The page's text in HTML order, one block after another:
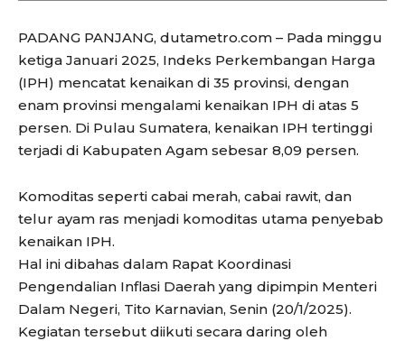
PADANG PANJANG, dutametro.com – Pada minggu
ketiga Januari 2025, Indeks Perkembangan Harga
(IPH) mencatat kenaikan di 35 provinsi, dengan
enam provinsi mengalami kenaikan IPH di atas 5
persen. Di Pulau Sumatera, kenaikan IPH tertinggi
terjadi di Kabupaten Agam sebesar 8,09 persen.
Komoditas seperti cabai merah, cabai rawit, dan
telur ayam ras menjadi komoditas utama penyebab
kenaikan IPH.
Hal ini dibahas dalam Rapat Koordinasi
Pengendalian Inflasi Daerah yang dipimpin Menteri
Dalam Negeri, Tito Karnavian, Senin (20/1/2025).
Kegiatan tersebut diikuti secara daring oleh